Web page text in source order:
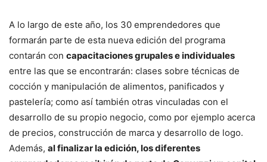
A lo largo de este año, los 30 emprendedores que
formarán parte de esta nueva edición del programa
contarán con capacitaciones grupales e individuales
entre las que se encontrarán: clases sobre técnicas de
cocción y manipulación de alimentos, panificados y
pastelería; como así también otras vinculadas con el
desarrollo de su propio negocio, como por ejemplo acerca
de precios, construcción de marca y desarrollo de logo.
Además, al finalizar la edición, los diferentes